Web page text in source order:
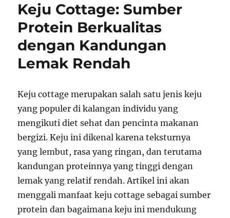
Keju Cottage: Sumber
Protein Berkualitas
dengan Kandungan
Lemak Rendah
Keju cottage merupakan salah satu jenis keju
yang populer di kalangan individu yang
mengikuti diet sehat dan pencinta makanan
bergizi. Keju ini dikenal karena teksturnya
yang lembut, rasa yang ringan, dan terutama
kandungan proteinnya yang tinggi dengan
lemak yang relatif rendah. Artikel ini akan
menggali manfaat keju cottage sebagai sumber
protein dan bagaimana keju ini mendukung